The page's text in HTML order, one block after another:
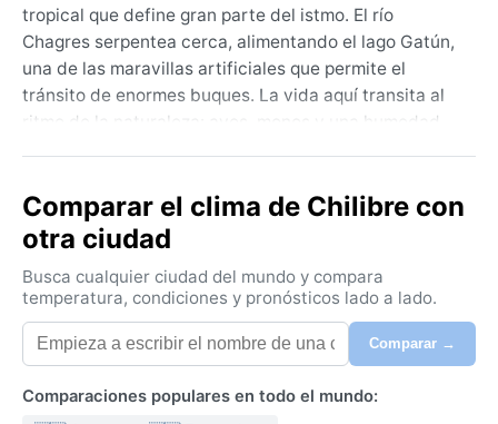
tropical que define gran parte del istmo. El río
Chagres serpentea cerca, alimentando el lago Gatún,
una de las maravillas artificiales que permite el
tránsito de enormes buques. La vida aquí transita al
ritmo de la naturaleza: aves, monos y una humedad
de visitantes y el verdor del Parque Nacional
Soberanía, un paraíso para quienes buscan observar
tucanes o mariposas morpho.
El clima de Chilibre es monzónico tropical (Am según
Köppen). Las temperaturas oscilan entre 25 y 30
grados durante todo el año, sin estaciones térmicas
marcadas. La temporada seca, de enero a abril,
ofrece días más despejados y menor precipitación.
Comparar el clima de Chilibre con
otra ciudad
Busca cualquier ciudad del mundo y compara
temperatura, condiciones y pronósticos lado a lado.
Comparar →
Comparaciones populares en todo el mundo: